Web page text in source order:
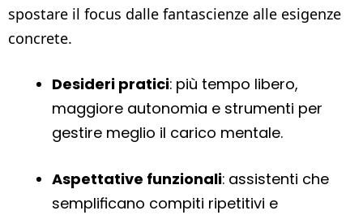
spostare il focus dalle fantascienze alle esigenze
concrete.
Desideri pratici: più tempo libero,
maggiore autonomia e strumenti per
gestire meglio il carico mentale.
Aspettative funzionali: assistenti che
semplificano compiti ripetitivi e